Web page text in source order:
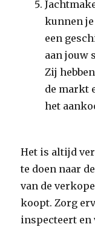
kunnen
een
aan jouw
Zij
de markt
het
Het is altijd
te doen naar
van de
koopt. Zorg
inspecteert en